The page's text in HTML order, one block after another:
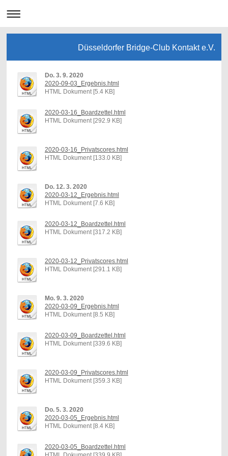
Düsseldorfer Bridge-Club Kontakt e.V.
Do. 3. 9. 2020
2020-09-03_Ergebnis.html
HTML Dokument [5.4 KB]
2020-03-16_Boardzettel.html
HTML Dokument [292.9 KB]
2020-03-16_Privatscores.html
HTML Dokument [133.0 KB]
Do. 12. 3. 2020
2020-03-12_Ergebnis.html
HTML Dokument [7.6 KB]
2020-03-12_Boardzettel.html
HTML Dokument [317.2 KB]
2020-03-12_Privatscores.html
HTML Dokument [291.1 KB]
Mo. 9. 3. 2020
2020-03-09_Ergebnis.html
HTML Dokument [8.5 KB]
2020-03-09_Boardzettel.html
HTML Dokument [339.6 KB]
2020-03-09_Privatscores.html
HTML Dokument [359.3 KB]
Do. 5. 3. 2020
2020-03-05_Ergebnis.html
HTML Dokument [8.4 KB]
2020-03-05_Boardzettel.html